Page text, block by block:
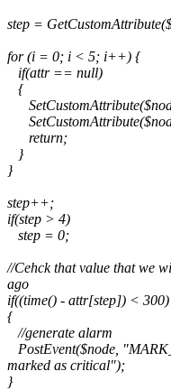
step =
for (i = 0; i < 5; i++) {
if(attr== null)
{
return;
}
}
step++;
if(step > 4)
step = 0;
//Cehck that value that we
ago
if((time() - attr[step]) < 300)
{
//generate alarm
PostEvent($node,
marked as critical");
}